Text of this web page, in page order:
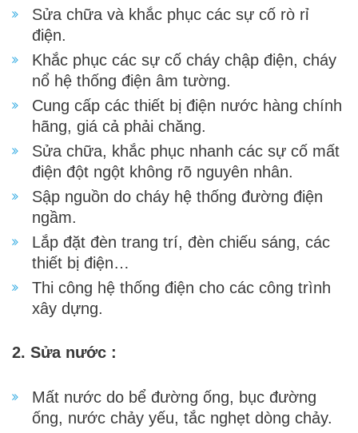
Sửa chữa và khắc phục các sự cố rò rỉ
điện.
Khắc phục các sự cố cháy chập điện, cháy
nổ hệ thống điện âm tường.
Cung cấp các thiết bị điện nước hàng chính
hãng, giá cả phải chăng.
Sửa chữa, khắc phục nhanh các sự cố mất
điện đột ngột không rõ nguyên nhân.
Sập nguồn do cháy hệ thống đường điện
ngầm.
Lắp đặt đèn trang trí, đèn chiếu sáng, các
thiết bị điện…
Thi công hệ thống điện cho các công trình
xây dựng.
2. Sửa nước :
Mất nước do bể đường ống, bục đường
ống, nước chảy yếu, tắc nghẹt dòng chảy.